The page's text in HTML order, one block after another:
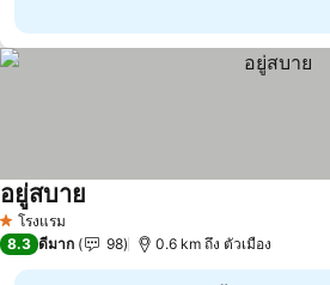
1 ดาวโรงแรม
อยู่สบาย
8.3 ดีมาก 98 0.6 km ถึง ตัวเมือง